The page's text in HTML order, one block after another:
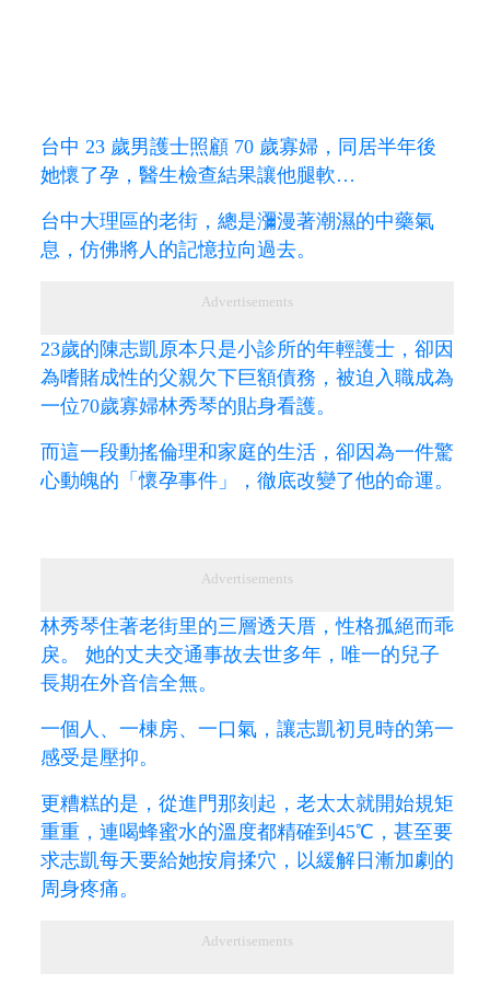
台中 23 歲男護士照顧 70 歲寡婦，同居半年後
她懷了孕，醫生檢查結果讓他腿軟…
台中大理區的老街，總是瀰漫著潮濕的中藥氣
息，仿佛將人的記憶拉向過去。
Advertisements
23歲的陳志凱原本只是小診所的年輕護士，卻因
為嗜賭成性的父親欠下巨額債務，被迫入職成為
一位70歲寡婦林秀琴的貼身看護。
而這一段動搖倫理和家庭的生活，卻因為一件驚
心動魄的「懷孕事件」，徹底改變了他的命運。
Advertisements
林秀琴住著老街里的三層透天厝，性格孤絕而乖
戾。 她的丈夫交通事故去世多年，唯一的兒子
長期在外音信全無。
一個人、一棟房、一口氣，讓志凱初見時的第一
感受是壓抑。
更糟糕的是，從進門那刻起，老太太就開始規矩
重重，連喝蜂蜜水的溫度都精確到45℃，甚至要
求志凱每天要給她按肩揉穴，以緩解日漸加劇的
周身疼痛。
Advertisements